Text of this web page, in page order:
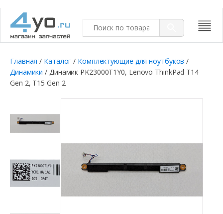
Главная / Каталог / Комплектующие для ноутбуков /
Динамики / Динамик PK23000T1Y0, Lenovo ThinkPad T14
Gen 2, T15 Gen 2